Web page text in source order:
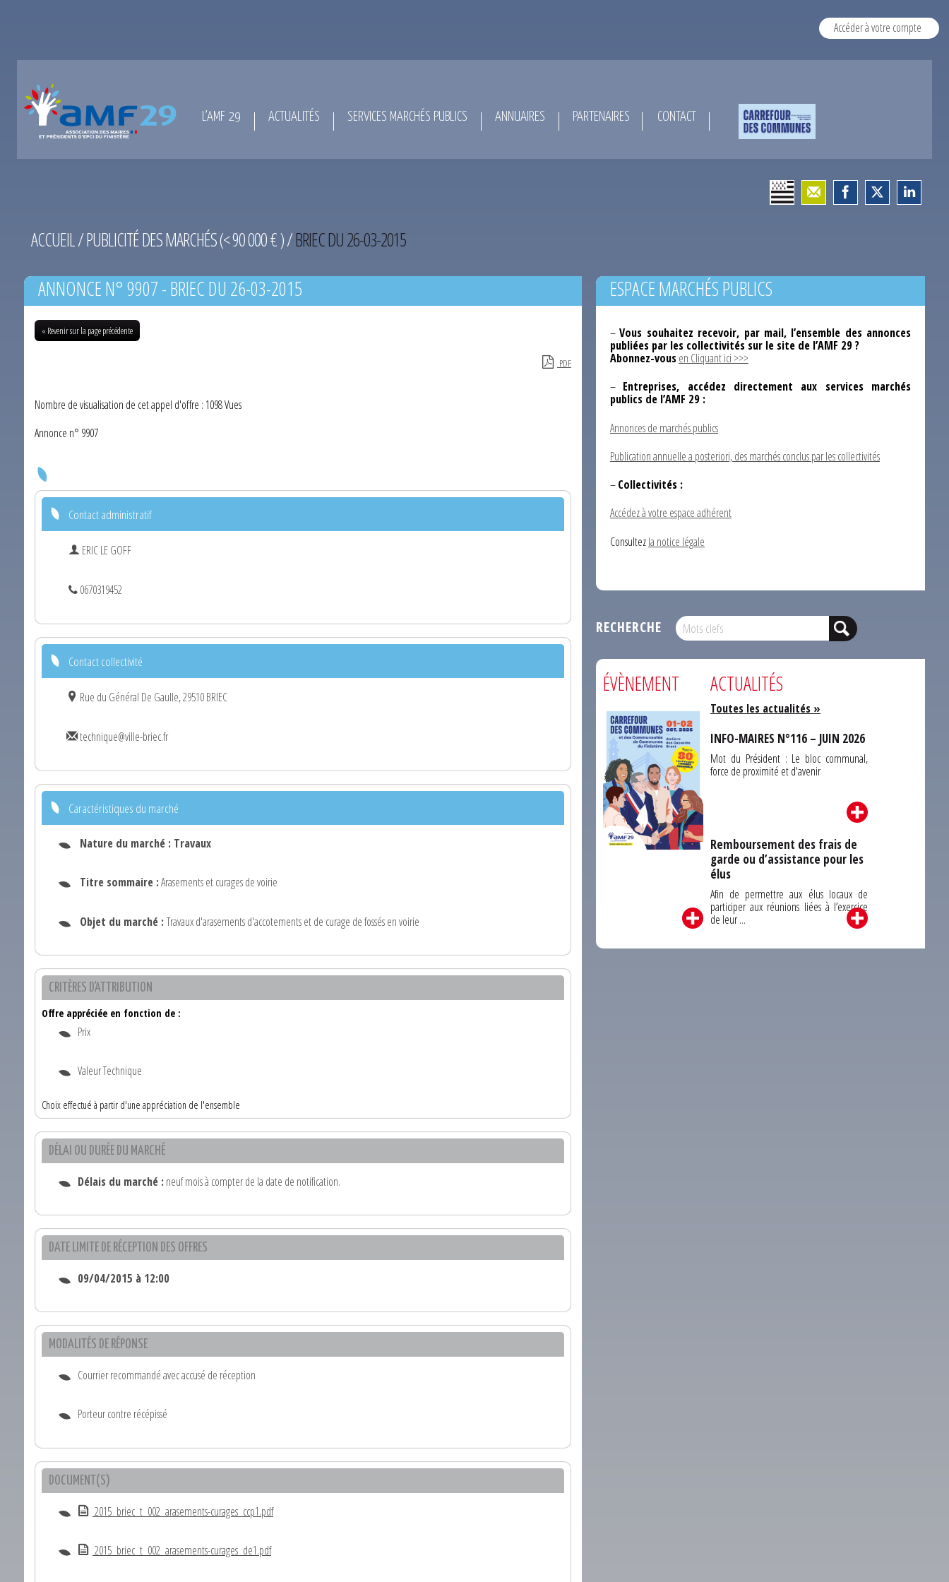
Accéder à votre compte
L’AMF 29 ACTUALITÉS SERVICES MARCHÉS PUBLICS ANNUAIRES PARTENAIRES CONTACT
ACCUEIL/PUBLICITÉ DES MARCHÉS (< 90 000 € )/BRIEC DU 26-03-2015
ANNONCE N° 9907 - BRIEC DU 26-03-2015
« Revenir sur la page précédente
PDF
Nombre de visualisation de cet appel d'offre : 1098 Vues
Annonce n° 9907
Contact administratif
ERIC LE GOFF
0670319452
Contact collectivité
Rue du Général De Gaulle, 29510 BRIEC
technique@ville-briec.fr
Caractéristiques du marché
Nature du marché : Travaux
Titre sommaire :Arasements et curages de voirie
Objet du marché :Travaux d'arasements d'accotements et de curage de fossés en voirie
CRITÈRES D'ATTRIBUTION
Offre appréciée en fonction de :
Prix
Valeur Technique
Choix effectué à partir d'une appréciation de l'ensemble
DÉLAI OU DURÉE DU MARCHÉ
Délais du marché : neuf mois à compter de la date de notification.
DATE LIMITE DE RÉCEPTION DES OFFRES
09/04/2015 à 12:00
MODALITÉS DE RÉPONSE
Courrier recommandé avec accusé de réception
Porteur contre récépissé
DOCUMENT(S)
2015_briec_t_002_arasements-curages_ccp1.pdf
2015_briec_t_002_arasements-curages_de1.pdf
ESPACE MARCHÉS PUBLICS
–Vous souhaitez recevoir, par mail, l’ensemble des annonces
publiées par les collectivités sur le site de l’AMF 29 ?
Abonnez-vousen Cliquant ici >>>
– Entreprises, accédez directement aux services marchés
publics de l’AMF 29 :
Annonces de marchés publics
Publication annuelle a posteriori, des marchés conclus par les collectivités
–Collectivités :
Accédez à votre espace adhérent
Consultezla notice légale
RECHERCHE
ÉVÈNEMENT ACTUALITÉS
Toutes les actualités »
INFO-MAIRES N°116 – JUIN 2026
Mot du Président : Le bloc communal,
force de proximité et d'avenir
Remboursement des frais de
garde ou d’assistance pour les
élus
Afin de permettre aux élus locaux de
participer aux réunions liées à l’exercice
de leur ...